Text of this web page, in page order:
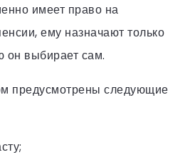
имеет право на
ему назначают только
он выбирает сам.
предусмотрены следующие